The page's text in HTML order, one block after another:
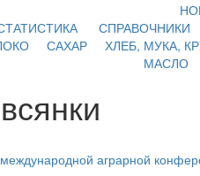
СПРАВОЧНИКИ
САХАР
ХЛЕБ, МУКА,
МАСЛО
международной аграрной